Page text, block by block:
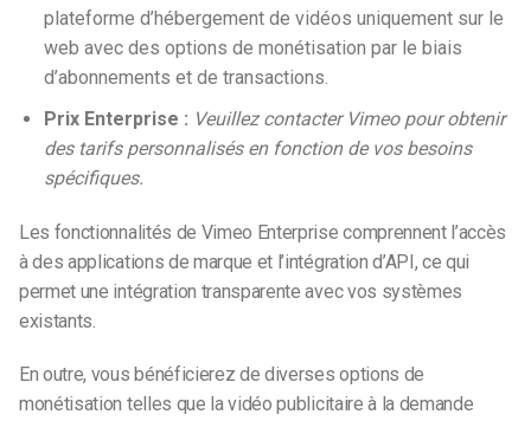
plateforme d’hébergement de vidéos uniquement sur le
web avec des options de monétisation par le biais
d’abonnements et de transactions.
Prix Enterprise : Veuillez contacter Vimeo pour obtenir
des tarifs personnalisés en fonction de vos besoins
spécifiques.
Les fonctionnalités de Vimeo Enterprise comprennent l’accès
à des applications de marque et l’intégration d’API, ce qui
permet une intégration transparente avec vos systèmes
existants.
En outre, vous bénéficierez de diverses options de
monétisation telles que la vidéo publicitaire à la demande